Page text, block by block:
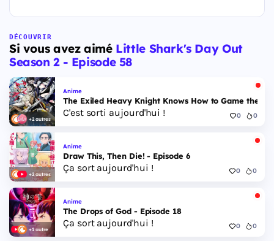
DÉCOUVRIR
Si vous avez aimé Little Shark's Day Out
Season 2 - Episode 58
+2 autres
Anime
The Exiled Heavy Knight Knows How to Game the
C'est sorti aujourd'hui ! 0 0
+2 autres
Anime
Draw This, Then Die! - Episode 6
Ça sort aujourd'hui ! 0 0
+1 autre
Anime
The Drops of God - Episode 18
Ça sort aujourd'hui ! 0 0